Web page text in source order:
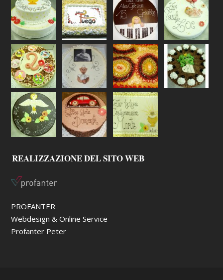
REALIZZAZIONE DEL SITO WEB
PROFANTER
Webdesign & Online Service
Profanter Peter